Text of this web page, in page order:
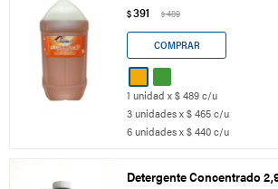
$391 $489
1 unidad x $ 489 c/u
3 unidades x $ 465 c/u
6 unidades x $ 440 c/u
Detergente Concentrado